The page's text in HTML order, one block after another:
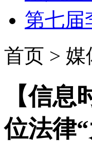
第七届
首页 > 媒
【信
位法律